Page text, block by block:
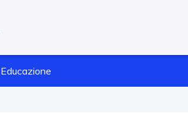
Educazione